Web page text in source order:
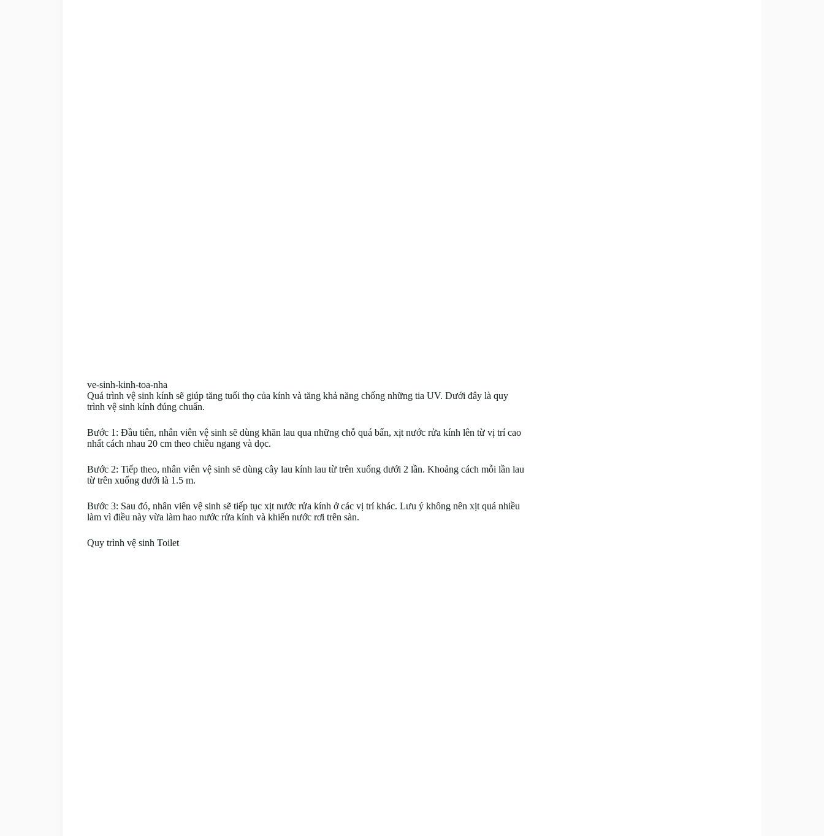
ve-sinh-kinh-toa-nha
Quá trình vệ sinh kính sẽ giúp tăng tuổi thọ của kính và tăng khả năng chống những tia UV. Dưới đây là quy
trình vệ sinh kính đúng chuẩn.
Bước 1: Đầu tiên, nhân viên vệ sinh sẽ dùng khăn lau qua những chỗ quá bẩn, xịt nước rửa kính lên từ vị trí cao
nhất cách nhau 20 cm theo chiều ngang và dọc.
Bước 2: Tiếp theo, nhân viên vệ sinh sẽ dùng cây lau kính lau từ trên xuống dưới 2 lần. Khoảng cách mỗi lần lau
từ trên xuống dưới là 1.5 m.
Bước 3: Sau đó, nhân viên vệ sinh sẽ tiếp tục xịt nước rửa kính ở các vị trí khác. Lưu ý không nên xịt quá nhiều
làm vì điều này vừa làm hao nước rửa kính và khiến nước rơi trên sàn.
Quy trình vệ sinh Toilet